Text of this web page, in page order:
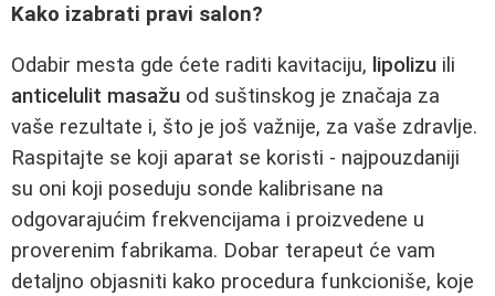
Kako izabrati pravi salon?
Odabir mesta gde ćete raditi kavitaciju, lipolizu ili
anticelulit masažu od suštinskog je značaja za
vaše rezultate i, što je još važnije, za vaše zdravlje.
Raspitajte se koji aparat se koristi - najpouzdaniji
su oni koji poseduju sonde kalibrisane na
odgovarajućim frekvencijama i proizvedene u
proverenim fabrikama. Dobar terapeut će vam
detaljno objasniti kako procedura funkcioniše, koje